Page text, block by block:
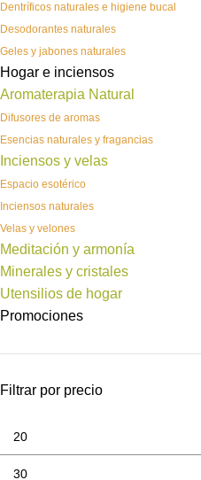
Dentríficos naturales e higiene bucal
Desodorantes naturales
Geles y jabones naturales
Hogar e inciensos
Aromaterapia Natural
Difusores de aromas
Esencias naturales y fragancias
Inciensos y velas
Espacio esotérico
Inciensos naturales
Velas y velones
Meditación y armonía
Minerales y cristales
Utensilios de hogar
Promociones
Filtrar por precio